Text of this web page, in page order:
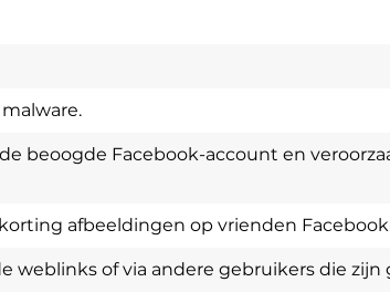
beoogde Facebook-account en
afbeeldingen op vrienden
weblinks of via andere gebruikers die zijn